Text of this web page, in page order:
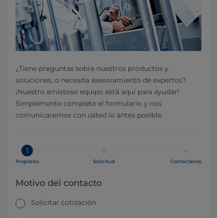
¿Tiene preguntas sobre nuestros productos y
soluciones, o necesita asesoramiento de expertos?
¡Nuestro amistoso equipo está aquí para ayudar!
Simplemente complete el formulario y nos
comunicaremos con usted lo antes posible.
1
Propósito Solicitud Contáctenos
Motivo del contacto
Solicitar cotización